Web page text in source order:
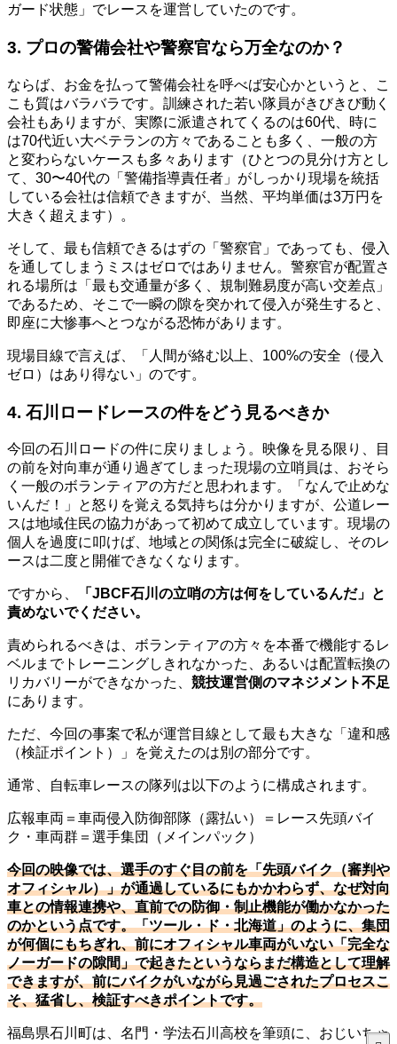
ガード状態」でレースを運営していたのです。
3. プロの警備会社や警察官なら万全なのか？
ならば、お金を払って警備会社を呼べば安心かというと、こ
こも質はバラバラです。訓練された若い隊員がきびきび動く
会社もありますが、実際に派遣されてくるのは60代、時に
は70代近い大ベテランの方々であることも多く、一般の方
と変わらないケースも多々あります（ひとつの見分け方とし
て、30〜40代の「警備指導責任者」がしっかり現場を統括
している会社は信頼できますが、当然、平均単価は3万円を
大きく超えます）。
そして、最も信頼できるはずの「警察官」であっても、侵入
を通してしまうミスはゼロではありません。警察官が配置さ
れる場所は「最も交通量が多く、規制難易度が高い交差点」
であるため、そこで一瞬の隙を突かれて侵入が発生すると、
即座に大惨事へとつながる恐怖があります。
現場目線で言えば、「人間が絡む以上、100%の安全（侵入
ゼロ）はあり得ない」のです。
4. 石川ロードレースの件をどう見るべきか
今回の石川ロードの件に戻りましょう。映像を見る限り、目
の前を対向車が通り過ぎてしまった現場の立哨員は、おそら
く一般のボランティアの方だと思われます。「なんで止めな
いんだ！」と怒りを覚える気持ちは分かりますが、公道レー
スは地域住民の協力があって初めて成立しています。現場の
個人を過度に叩けば、地域との関係は完全に破綻し、そのレ
ースは二度と開催できなくなります。
ですから、
「JBCF石川の立哨の方は何をしているんだ」と
責めないでください。
責められるべきは、ボランティアの方々を本番で機能するレ
ベルまでトレーニングしきれなかった、あるいは配置転換の
リカバリーができなかった、 競技運営側のマネジメント不足
にあります。
ただ、今回の事案で私が運営目線として最も大きな「違和感
（検証ポイント）」を覚えたのは別の部分です。
通常、自転車レースの隊列は以下のように構成されます。
広報車両＝車両侵入防御部隊（露払い）＝レース先頭バイ
ク・車両群＝選手集団（メインパック）
今回の映像では、選手のすぐ目の前を「先頭バイク（審判や
オフィシャル）」が通過しているにもかかわらず、なぜ対向
車との情報連携や、直前での防御・制止機能が働かなかった
のかという点です。「ツール・ド・北海道」のように、集団
が何個にもちぎれ、前にオフィシャル車両がいない「完全な
ノーガードの隙間」で起きたというならまだ構造として理解
できますが、前にバイクがいながら見過ごされたプロセスこ
そ、猛省し、検証すべきポイントです。
福島県石川町は、名門・学法石川高校を筆頭に、おじいちゃ